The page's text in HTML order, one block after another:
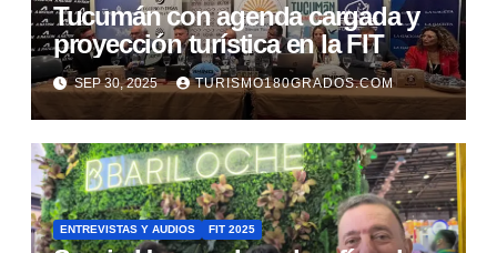
Tucumán con agenda cargada y
proyección turística en la FIT
SEP 30, 2025 TURISMO180GRADOS.COM
ENTREVISTAS Y AUDIOS FIT 2025